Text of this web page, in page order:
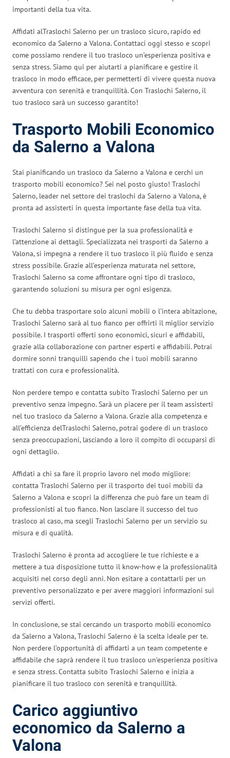
importanti della tua vita.
Affidati alTraslochi Salerno per un trasloco sicuro, rapido ed
economico da Salerno a Valona. Contattaci oggi stesso e scopri
come possiamo rendere il tuo trasloco un’esperienza positiva e
senza stress. Siamo qui per aiutarti a pianificare e gestire il
trasloco in modo efficace, per permetterti di vivere questa nuova
avventura con serenità e tranquillità. Con Traslochi Salerno, il
tuo trasloco sarà un successo garantito!
Trasporto Mobili Economico
da Salerno a Valona
Stai pianificando un trasloco da Salerno a Valona e cerchi un
trasporto mobili economico? Sei nel posto giusto! Traslochi
Salerno, leader nel settore dei traslochi da Salerno a Valona, è
pronta ad assisterti in questa importante fase della tua vita.
Traslochi Salerno si distingue per la sua professionalità e
l’attenzione ai dettagli. Specializzata nei trasporti da Salerno a
Valona, si impegna a rendere il tuo trasloco il più fluido e senza
stress possibile. Grazie all’esperienza maturata nel settore,
Traslochi Salerno sa come affrontare ogni tipo di trasloco,
garantendo soluzioni su misura per ogni esigenza.
Che tu debba trasportare solo alcuni mobili o l’intera abitazione,
Traslochi Salerno sarà al tuo fianco per offrirti il miglior servizio
possibile. I trasporti offerti sono economici, sicuri e affidabili,
grazie alla collaborazione con partner esperti e affidabili. Potrai
dormire sonni tranquilli sapendo che i tuoi mobili saranno
trattati con cura e professionalità.
Non perdere tempo e contatta subito Traslochi Salerno per un
preventivo senza impegno. Sarà un piacere per il team assisterti
nel tuo trasloco da Salerno a Valona. Grazie alla competenza e
all’efficienza delTraslochi Salerno, potrai godere di un trasloco
senza preoccupazioni, lasciando a loro il compito di occuparsi di
ogni dettaglio.
Affidati a chi sa fare il proprio lavoro nel modo migliore:
contatta Traslochi Salerno per il trasporto dei tuoi mobili da
Salerno a Valona e scopri la differenza che può fare un team di
professionisti al tuo fianco. Non lasciare il successo del tuo
trasloco al caso, ma scegli Traslochi Salerno per un servizio su
misura e di qualità.
Traslochi Salerno è pronta ad accogliere le tue richieste e a
mettere a tua disposizione tutto il know-how e la professionalità
acquisiti nel corso degli anni. Non esitare a contattarli per un
preventivo personalizzato e per avere maggiori informazioni sui
servizi offerti.
In conclusione, se stai cercando un trasporto mobili economico
da Salerno a Valona, Traslochi Salerno è la scelta ideale per te.
Non perdere l’opportunità di affidarti a un team competente e
affidabile che saprà rendere il tuo trasloco un’esperienza positiva
e senza stress. Contatta subito Traslochi Salerno e inizia a
pianificare il tuo trasloco con serenità e tranquillità.
Carico aggiuntivo
economico da Salerno a
Valona